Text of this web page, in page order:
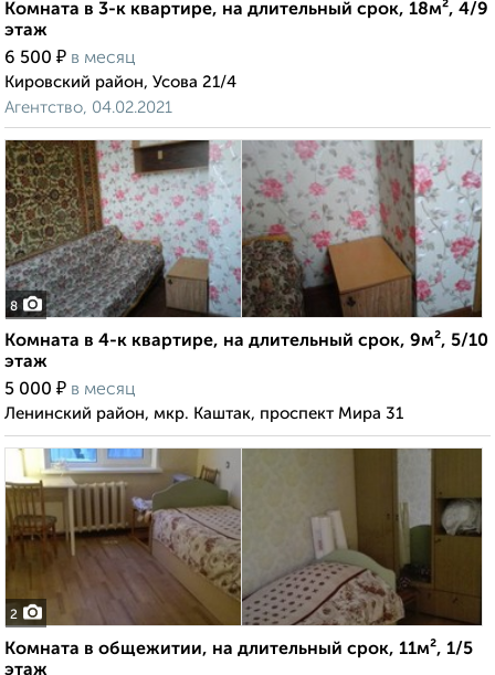
Комната в 3-к квартире, на длительный срок, 18м², 4/9
этаж
6 500 ₽ в месяц
Кировский район, Усова 21/4
Агентство, 04.02.2021
8
Комната в 4-к квартире, на длительный срок, 9м², 5/10
этаж
5 000 ₽ в месяц
Ленинский район, мкр. Каштак, проспект Мира 31
2
Комната в общежитии, на длительный срок, 11м², 1/5
этаж